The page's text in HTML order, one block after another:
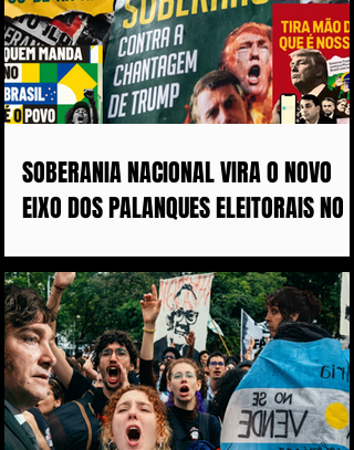
SOBERANIA NACIONAL VIRA O NOVO
EIXO DOS PALANQUES ELEITORAIS NO